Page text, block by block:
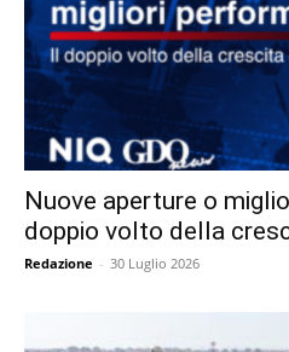
Nuove aperture o
doppio volto della
Redazione - 30 Luglio 2026